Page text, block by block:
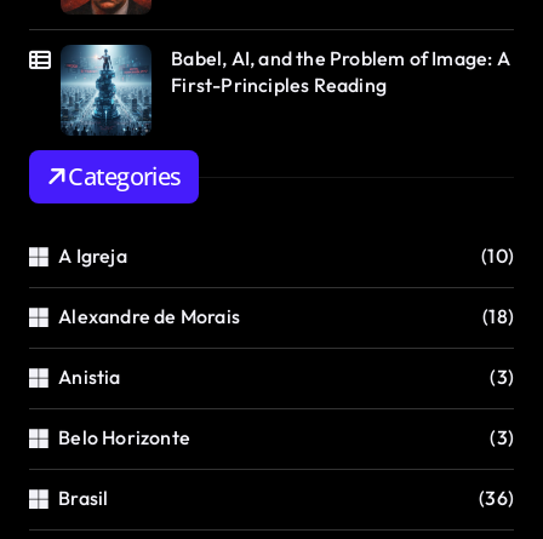
Babel, AI, and the Problem of Image: A
First-Principles Reading
Categories
A Igreja (10)
Alexandre de Morais (18)
Anistia (3)
Belo Horizonte (3)
Brasil (36)